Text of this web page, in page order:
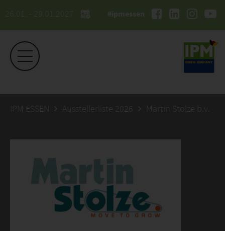
26.01. - 29.01.2027 #ipmessen
IPM ESSEN Ausstellerliste 2026 Martin Stolze b.v.